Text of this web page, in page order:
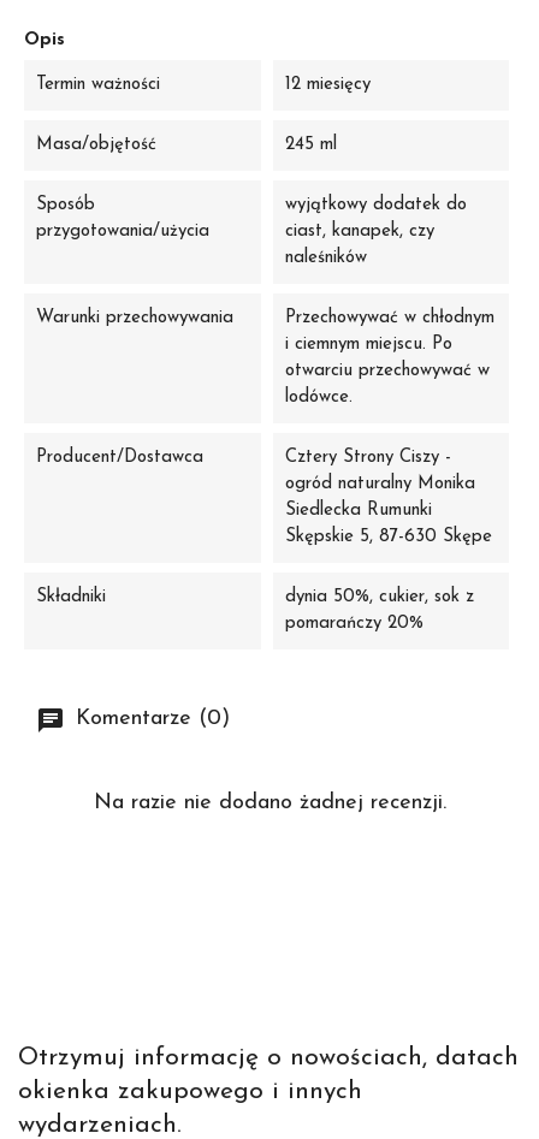
Opis
Termin ważności 12 miesięcy
Masa/objętość 245 ml
Sposób
przygotowania/użycia
wyjątkowy dodatek do
ciast, kanapek, czy
naleśników
Warunki przechowywania
Przechowywać w chłodnym
i ciemnym miejscu. Po
otwarciu przechowywać w
lodówce.
Producent/Dostawca
Cztery Strony Ciszy -
ogród naturalny Monika
Siedlecka Rumunki
Skępskie 5, 87-630 Skępe
Składniki
dynia 50%, cukier, sok z
pomarańczy 20%
Komentarze (0)
Na razie nie dodano żadnej recenzji.
Otrzymuj informację o nowościach, datach
okienka zakupowego i innych
wydarzeniach.